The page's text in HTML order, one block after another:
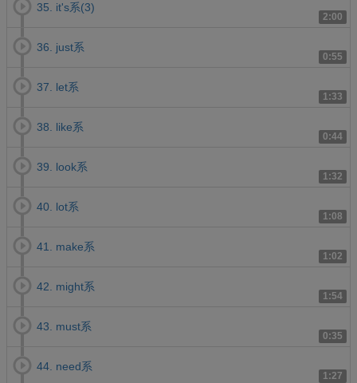
2:00
35. it's系(3)
0:55
36. just系
1:33
37. let系
0:44
38. like系
1:32
39. look系
1:08
40. lot系
1:02
41. make系
1:54
42. might系
0:35
43. must系
1:27
44. need系